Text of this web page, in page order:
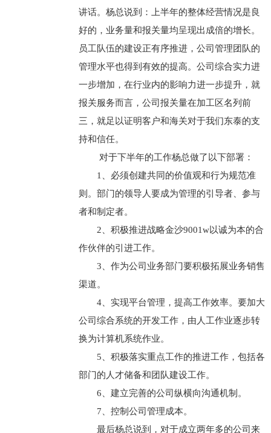
讲话。杨总说到：上半年的整体经营情况是良
好的，业务量和报关量均呈现出成倍的增长。
员工队伍的建设正有序推进，公司管理团队的
管理水平也得到有效的提高。公司综合实力进
一步增加，在行业内的影响力进一步提升，就
报关服务而言，公司报关量在加工区名列前
三，就足以证明客户和海关对于我们东泰的支
持和信任。
对于下半年的工作杨总做了以下部署：
1、必须创建共同的价值观和行为规范准
则。部门的领导人要成为管理的引导者、参与
者和制定者。
2、积极推进战略金沙9001w以诚为本的合
作伙伴的引进工作。
3、作为公司业务部门要积极拓展业务销售
渠道。
4、实现平台管理，提高工作效率。要加大
公司综合系统的开发工作，由人工作业逐步转
换为计算机系统作业。
5、积极落实重点工作的推进工作，包括各
部门的人才储备和团队建设工作。
6、建立完善的公司纵横向沟通机制。
7、控制公司管理成本。
最后杨总说到，对于成立两年多的公司来